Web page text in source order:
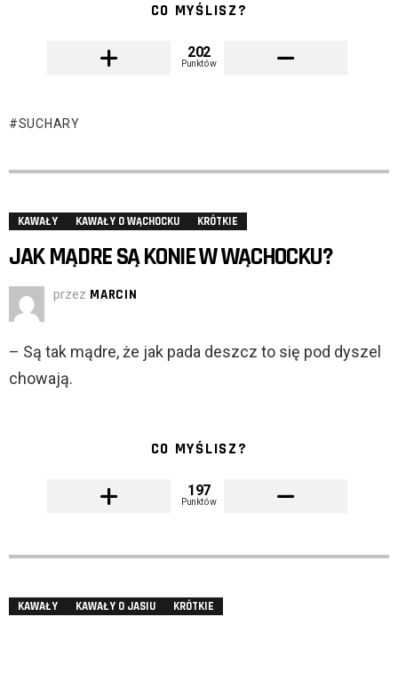
CO MYŚLISZ?
202
Punktów
SUCHARY
KAWAŁY KAWAŁY O WĄCHOCKU KRÓTKIE
JAK MĄDRE SĄ KONIE W WĄCHOCKU?
przez MARCIN
– Są tak mądre, że jak pada deszcz to się pod dyszel
chowają.
CO MYŚLISZ?
197
Punktów
KAWAŁY KAWAŁY O JASIU KRÓTKIE